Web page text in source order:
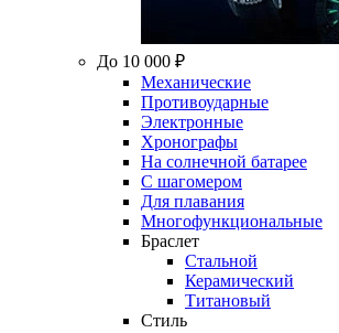
До 10 000 ₽
Механические
Противоударные
Электронные
Хронографы
На солнечной батарее
С шагомером
Для плавания
Многофункциональные
Браслет
Стальной
Керамический
Титановый
Стиль